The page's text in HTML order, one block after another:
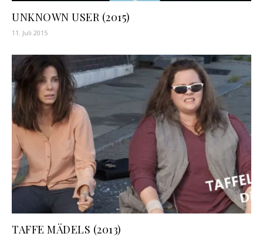
UNKNOWN USER (2015)
11. Juli 2015
TAFFE MÄDELS (2013)